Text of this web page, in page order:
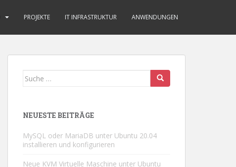
PROJEKTE IT INFRASTRUKTUR ANWENDUNGEN
Suche
NEUESTE BEITRÄGE
MySQL oder MariaDB unter Ubuntu 20.04
installieren und konfigurieren
Neue KVM Virtuelle Maschine unter Ubuntu